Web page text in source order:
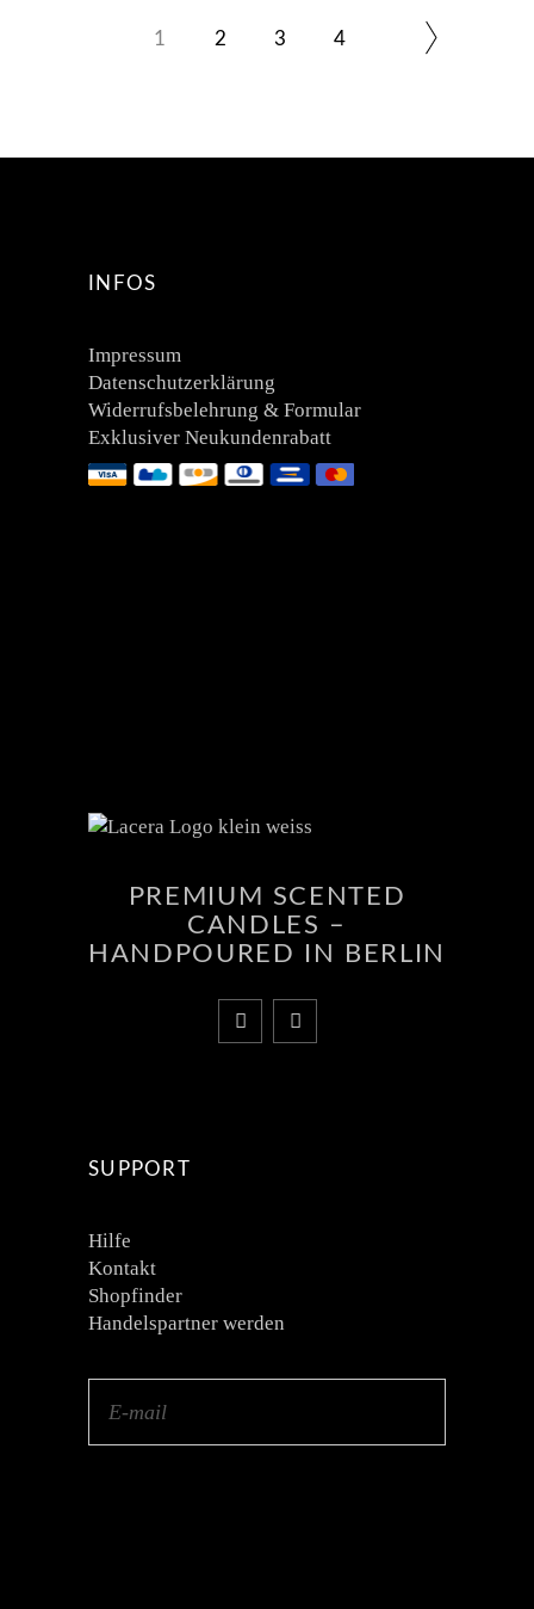
1 2 3 4
INFOS
Impressum
Datenschutzerklärung
Widerrufsbelehrung & Formular
Exklusiver Neukundenrabatt
PREMIUM SCENTED
CANDLES –
HANDPOURED IN BERLIN
SUPPORT
Hilfe
Kontakt
Shopfinder
Handelspartner werden